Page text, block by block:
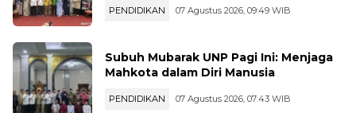
PENDIDIKAN 07 Agustus 2026, 09:49 WIB
Subuh Mubarak UNP Pagi Ini: Menjaga
Mahkota dalam Diri Manusia
PENDIDIKAN 07 Agustus 2026, 07:43 WIB